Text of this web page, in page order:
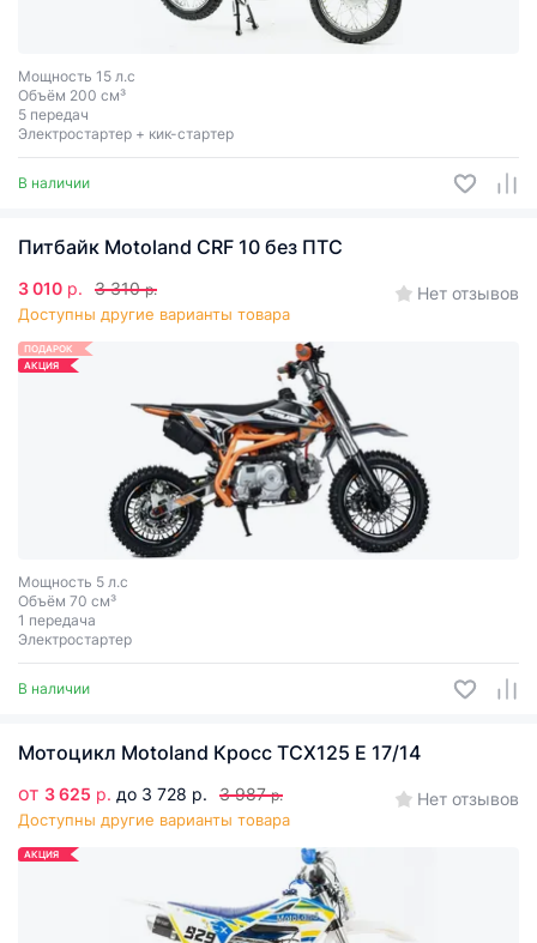
Мощность 15 л.с
Объём 200 см³
5 передач
Электростартер + кик-стартер
В наличии
Питбайк Motoland CRF 10 без ПТС
3 010 р. 3 310 р.
Доступны другие варианты товара
Нет отзывов
ПОДАРОК
АКЦИЯ
Мощность 5 л.с
Объём 70 см³
1 передача
Электростартер
В наличии
Мотоцикл Motoland Кросс TCX125 E 17/14
от 3 625 р. до 3 728 р. 3 987 р.
Доступны другие варианты товара
Нет отзывов
АКЦИЯ